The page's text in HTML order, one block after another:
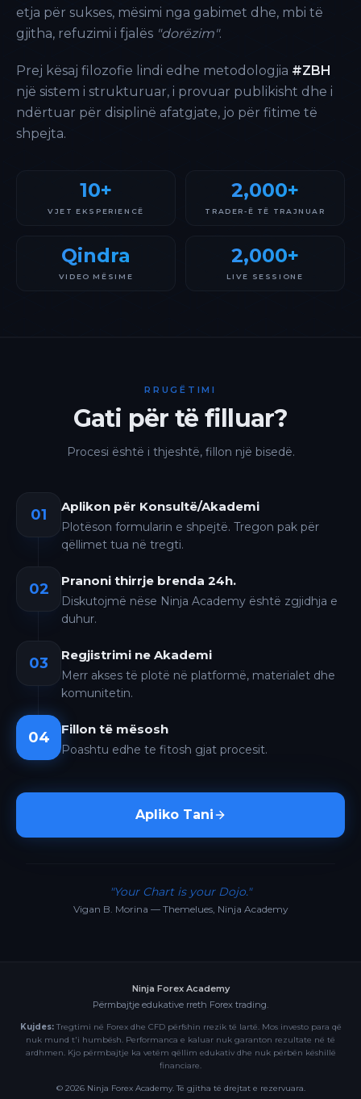
etja për sukses, mësimi nga gabimet dhe, mbi të
gjitha, refuzimi i fjalës "dorëzim".
Prej kësaj filozofie lindi edhe metodologjia #ZBH
një sistem i strukturuar, i provuar publikisht dhe i
ndërtuar për disiplinë afatgjate, jo për fitime të
shpejta.
10+
VJET EKSPERIENCË
2,000+
TRADER-Ë TË TRAJNUAR
Qindra
VIDEO MËSIME
2,000+
LIVE SESSIONE
RRUGËTIMI
Gati për të filluar?
Procesi është i thjeshtë, fillon një bisedë.
01 Aplikon për Konsultë/Akademi
Plotëson formularin e shpejtë. Tregon pak për
qëllimet tua në tregti.
02 Pranoni thirrje brenda 24h.
Diskutojmë nëse Ninja Academy është zgjidhja e
duhur.
03 Regjistrimi ne Akademi
Merr akses të plotë në platformë, materialet dhe
komunitetin.
04 Fillon të mësosh
Poashtu edhe te fitosh gjat procesit.
Apliko Tani
"Your Chart is your Dojo."
Vigan B. Morina — Themelues, Ninja Academy
Ninja Forex Academy
Përmbajtje edukative rreth Forex trading.
Kujdes:Tregtimi në Forex dhe CFD përfshin rrezik të lartë. Mos investo para që
nuk mund t'i humbësh. Performanca e kaluar nuk garanton rezultate në të
ardhmen. Kjo përmbajtje ka vetëm qëllim edukativ dhe nuk përbën këshillë
financiare.
© 2026Ninja Forex Academy. Të gjitha të drejtat e rezervuara.